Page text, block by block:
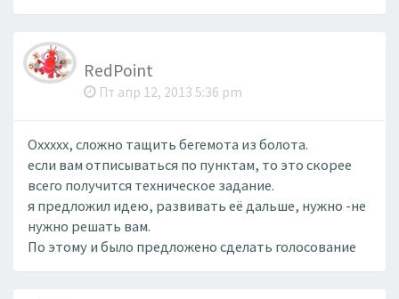
RedPoint
Пт апр 12, 2013 5:36 pm
Оххххх, сложно тащить бегемота из болота.
если вам отписываться по пунктам, то это скорее
всего получится техническое задание.
я предложил идею, развивать её дальше, нужно -не
нужно решать вам.
По этому и было предложено сделать голосование​